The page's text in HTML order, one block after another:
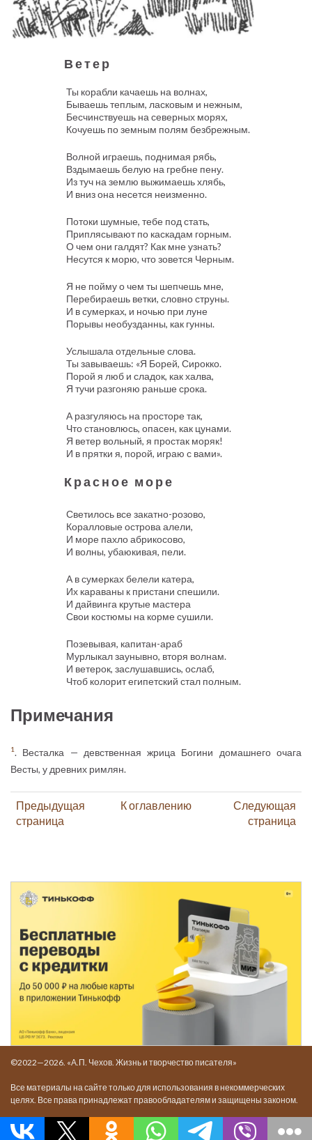
Ветер
Ты корабли качаешь на волнах,
Бываешь теплым, ласковым и нежным,
Бесчинствуешь на северных морях,
Кочуешь по земным полям безбрежным.
Волной играешь, поднимая рябь,
Вздымаешь белую на гребне пену.
Из туч на землю выжимаешь хлябь,
И вниз она несется неизменно.
Потоки шумные, тебе под стать,
Приплясывают по каскадам горным.
О чем они галдят? Как мне узнать?
Несутся к морю, что зовется Черным.
Я не пойму о чем ты шепчешь мне,
Перебираешь ветки, словно струны.
И в сумерках, и ночью при луне
Порывы необузданны, как гунны.
Услышала отдельные слова.
Ты завываешь: «Я Борей, Сирокко.
Порой я люб и сладок, как халва,
Я тучи разгоняю раньше срока.
А разгуляюсь на просторе так,
Что становлюсь, опасен, как цунами.
Я ветер вольный, я простак моряк!
И в прятки я, порой, играю с вами».
Красное море
Светилось все закатно-розово,
Коралловые острова алели,
И море пахло абрикосово,
И волны, убаюкивая, пели.
А в сумерках белели катера,
Их караваны к пристани спешили.
И дайвинга крутые мастера
Свои костюмы на корме сушили.
Позевывая, капитан-араб
Мурлыкал заунывно, вторя волнам.
И ветерок, заслушавшись, ослаб,
Чтоб колорит египетский стал полным.
Примечания
1. Весталка — девственная жрица Богини домашнего очага
Весты, у древних римлян.
Предыдущая
страница
К оглавлению
Следующая
страница
©2022—2026. «А.П. Чехов. Жизнь и творчество писателя»
Все материалы на сайте только для использования в некоммерческих
целях. Все права принадлежат правообладателям и защищены законом.